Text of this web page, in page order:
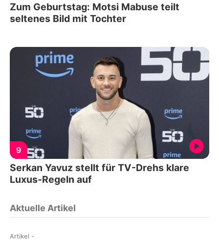
Zum Geburtstag: Motsi Mabuse teilt
seltenes Bild mit Tochter
9
Serkan Yavuz stellt für TV-Drehs klare
Luxus-Regeln auf
Aktuelle Artikel
Artikel -